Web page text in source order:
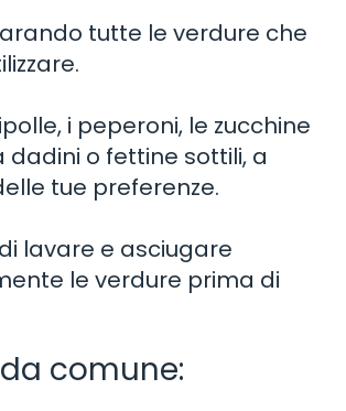
tutte le verdure che
i peperoni, le zucchine
dadini o fettine sottili, a
tue preferenze.
lavare e asciugare
le verdure prima di
comune: